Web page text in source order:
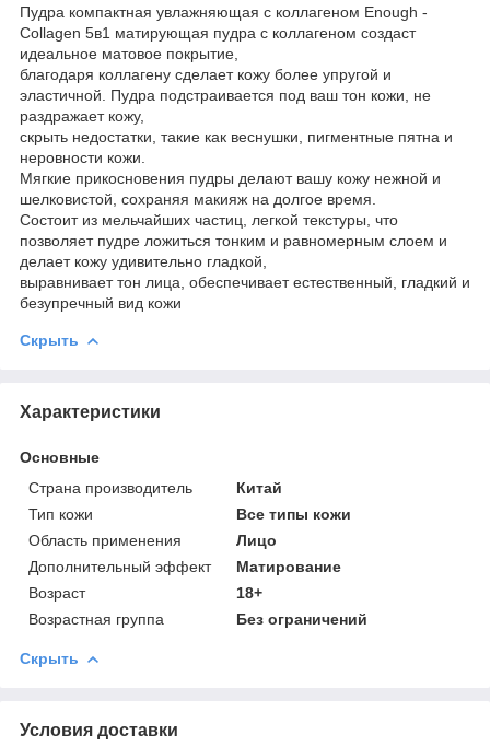
Пудра компактная увлажняющая с коллагеном Enough -
Collagen 5в1 матирующая пудра с коллагеном создаст
идеальное матовое покрытие,
благодаря коллагену сделает кожу более упругой и
эластичной. Пудра подстраивается под ваш тон кожи, не
раздражает кожу,
скрыть недостатки, такие как веснушки, пигментные пятна и
неровности кожи.
Мягкие прикосновения пудры делают вашу кожу нежной и
шелковистой, сохраняя макияж на долгое время.
Состоит из мельчайших частиц, легкой текстуры, что
позволяет пудре ложиться тонким и равномерным слоем и
делает кожу удивительно гладкой,
выравнивает тон лица, обеспечивает естественный, гладкий и
безупречный вид кожи
Скрыть
Характеристики
Основные
Страна производитель
Китай
Тип кожи
Все типы кожи
Область применения
Лицо
Дополнительный эффект
Матирование
Возраст
18+
Возрастная группа
Без ограничений
Скрыть
Условия доставки